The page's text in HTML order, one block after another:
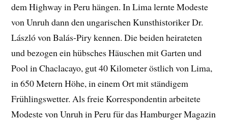
dem Highway in Peru hängen. In Lima lernte Modeste
von Unruh dann den ungarischen Kunsthistoriker Dr.
László von Balás-Piry kennen. Die beiden heirateten
und bezogen ein hübsches Häuschen mit Garten und
Pool in Chaclacayo, gut 40 Kilometer östlich von Lima,
in 650 Metern Höhe, in einem Ort mit ständigem
Frühlingswetter. Als freie Korrespondentin arbeitete
Modeste von Unruh in Peru für das Hamburger Magazin